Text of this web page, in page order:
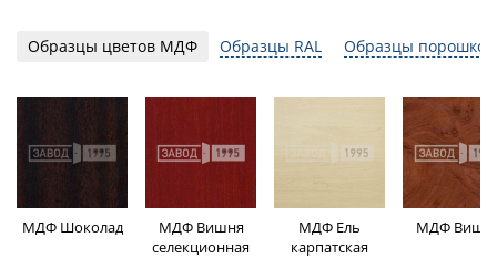
Образцы цветов МДФ Образцы RAL Образцы
МДФ Шоколад
МДФ Вишня
селекционная
МДФ Ель
карпатская
МДФ